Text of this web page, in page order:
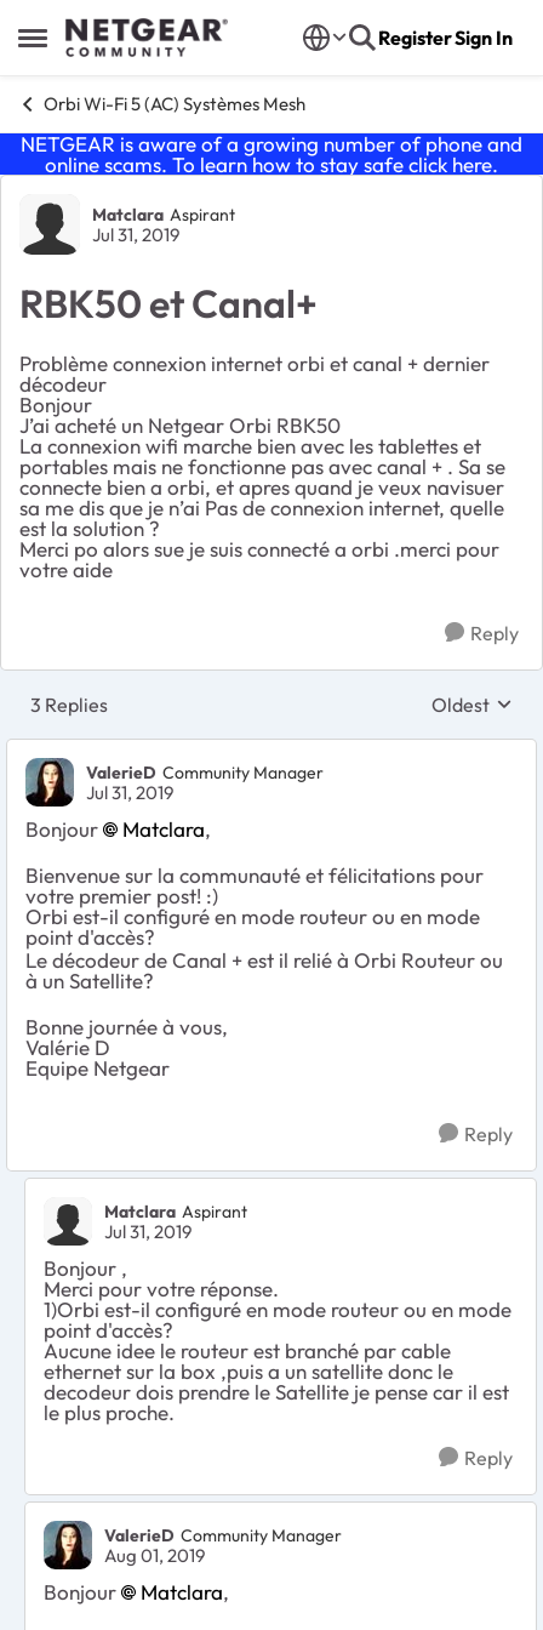
Open Side Menu
Skip to content RegisterSign In
Orbi Wi-Fi 5 (AC) Systèmes Mesh
NETGEAR is aware of a growing number of phone and
online scams. To learn how to stay safe click here.
Forum Discussion
Matclara Aspirant
Jul 31, 2019
RBK50 et Canal+
Problème connexion internet orbi et canal + dernier
décodeur
Bonjour
J’ai acheté un Netgear Orbi RBK50
La connexion wifi marche bien avec les tablettes et
portables mais ne fonctionne pas avec canal + . Sa se
connecte bien a orbi, et apres quand je veux navisuer
sa me dis que je n’ai Pas de connexion internet, quelle
est la solution ?
Merci po alors sue je suis connecté a orbi .merci pour
votre aide
Reply
3 Replies Replies
Oldest
ValerieD Community Manager
Jul 31, 2019
Bonjour Matclara,
Bienvenue sur la communauté et félicitations pour
votre premier post! :)
Orbi est-il configuré en mode routeur ou en mode
point d'accès?
Le décodeur de Canal + est il relié à Orbi Routeur ou
à un Satellite?
Bonne journée à vous,
Valérie D
Equipe Netgear
Reply
Matclara Aspirant
Jul 31, 2019
Bonjour ,
Merci pour votre réponse.
1)Orbi est-il configuré en mode routeur ou en mode
point d'accès?
Aucune idee le routeur est branché par cable
ethernet sur la box ,puis a un satellite donc le
decodeur dois prendre le Satellite je pense car il est
le plus proche.
Reply
ValerieD Community Manager
Aug 01, 2019
Bonjour Matclara,